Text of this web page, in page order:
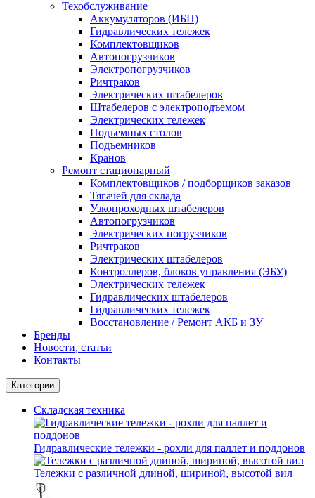
Техобслуживание
Аккумуляторов (ИБП)
Гидравлических тележек
Комплектовщиков
Автопогрузчиков
Электропогрузчиков
Ричтраков
Электрических штабелеров
Штабелеров с электроподъемом
Электрических тележек
Подъемных столов
Подъемников
Кранов
Ремонт стационарный
Комплектовщиков / подборщиков заказов
Тягачей для склада
Узкопроходных штабелеров
Автопогрузчиков
Электрических погрузчиков
Ричтраков
Электрических штабелеров
Контроллеров, блоков управления (ЭБУ)
Электрических тележек
Гидравлических штабелеров
Гидравлических тележек
Восстановление / Ремонт АКБ и ЗУ
Бренды
Новости, статьи
Контакты
Категории
Складская техника
Гидравлические тележки - рохли для паллет и поддонов
Тележки с различной длиной, шириной, высотой вил